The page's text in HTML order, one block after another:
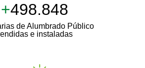
+511.000
de Alumbrado Público
e instaladas